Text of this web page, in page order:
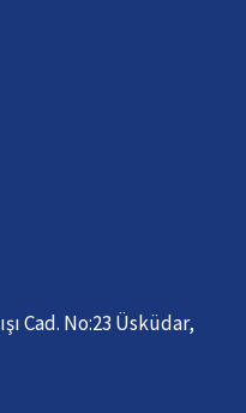
Cad. No:23 Üsküdar,